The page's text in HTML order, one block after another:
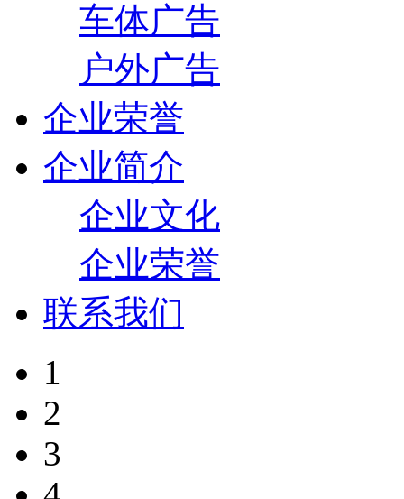
车体广告
户外广告
企业荣誉
企业简介
企业文化
企业荣誉
联系我们
1
2
3